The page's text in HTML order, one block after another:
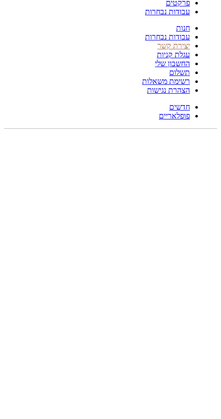
פרקטים
עבודות נבחרות
חנות
עבודות נבחרות
יצירת קשר
עגלת קניות
החשבון שלי
תשלום
רשימת משאלות
הצהרת נגישות
חדשים
פופלאריים